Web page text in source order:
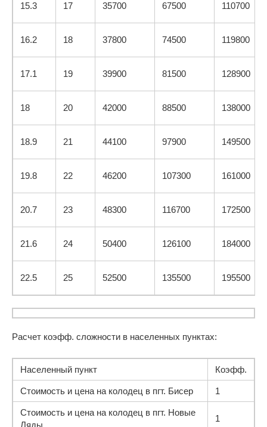
15.3 17 35700 67500 110700
16.2 18 37800 74500 119800
17.1 19 39900 81500 128900
18 20 42000 88500 138000
18.9 21 44100 97900 149500
19.8 22 46200 107300 161000
20.7 23 48300 116700 172500
21.6 24 50400 126100 184000
22.5 25 52500 135500 195500
Расчет коэфф. сложности в населенных пунктах:
Населенный пункт Коэфф.
Стоимость и цена на колодец в пгт. Бисер 1
Стоимость и цена на колодец в пгт. Новые
1